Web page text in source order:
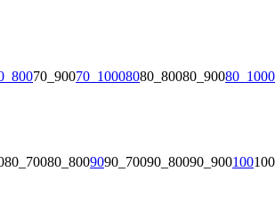
70_90070_10008080_80080_90080_1000
80_70080_8009090_70090_80090_900100